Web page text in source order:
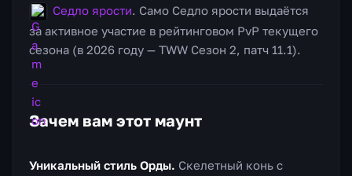
Седло ярости. Само Седло ярости выдаётся
за активное участие в рейтинговом PvP текущего
сезона (в 2026 году — TWW Сезон 2, патч 11.1).
Зачем вам этот маунт
Уникальный стиль Орды. Скелетный конь с